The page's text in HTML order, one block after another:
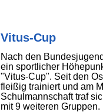
Vitus-Cup
Nach den
ein sportlicher
"Vitus-Cup". Seit den
fleißig trainiert und am
Schulmannschaft traf
mit 9 weiteren